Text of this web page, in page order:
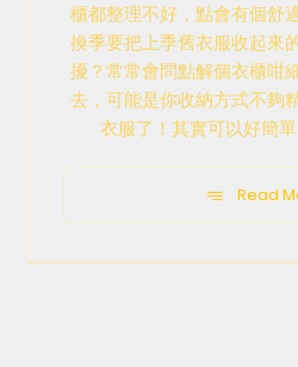
櫃都整理不好，點會有個舒
換季要把上季舊衣服收起來
擾？常常會問點解個衣櫃咁
去，可能是你收納方式不夠
衣服了！其實可以好簡
Read